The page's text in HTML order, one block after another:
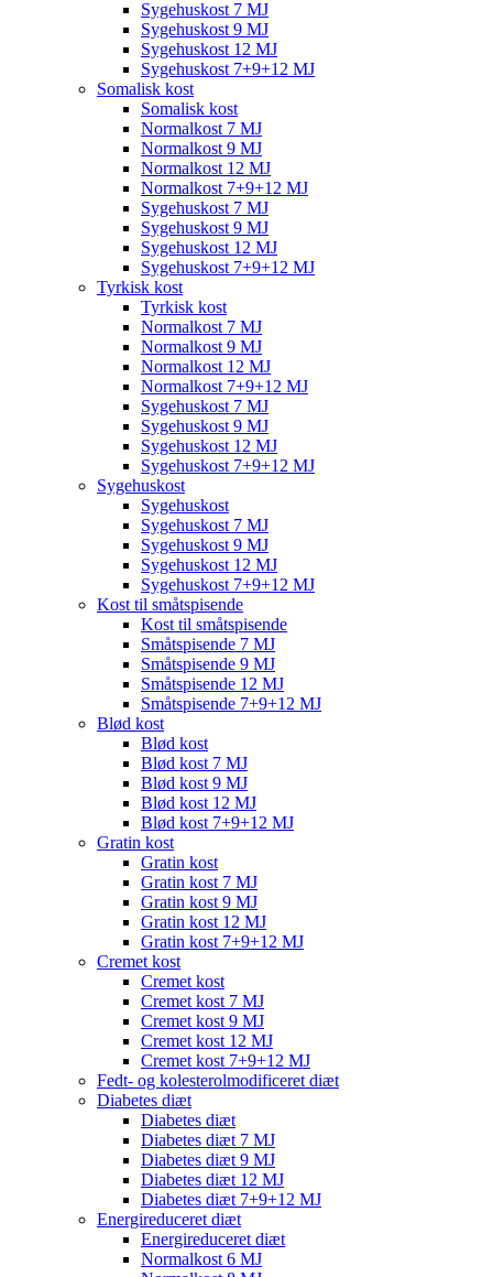
Sygehuskost 7 MJ
Sygehuskost 9 MJ
Sygehuskost 12 MJ
Sygehuskost 7+9+12 MJ
Somalisk kost
Somalisk kost
Normalkost 7 MJ
Normalkost 9 MJ
Normalkost 12 MJ
Normalkost 7+9+12 MJ
Sygehuskost 7 MJ
Sygehuskost 9 MJ
Sygehuskost 12 MJ
Sygehuskost 7+9+12 MJ
Tyrkisk kost
Tyrkisk kost
Normalkost 7 MJ
Normalkost 9 MJ
Normalkost 12 MJ
Normalkost 7+9+12 MJ
Sygehuskost 7 MJ
Sygehuskost 9 MJ
Sygehuskost 12 MJ
Sygehuskost 7+9+12 MJ
Sygehuskost
Sygehuskost
Sygehuskost 7 MJ
Sygehuskost 9 MJ
Sygehuskost 12 MJ
Sygehuskost 7+9+12 MJ
Kost til småtspisende
Kost til småtspisende
Småtspisende 7 MJ
Småtspisende 9 MJ
Småtspisende 12 MJ
Småtspisende 7+9+12 MJ
Blød kost
Blød kost
Blød kost 7 MJ
Blød kost 9 MJ
Blød kost 12 MJ
Blød kost 7+9+12 MJ
Gratin kost
Gratin kost
Gratin kost 7 MJ
Gratin kost 9 MJ
Gratin kost 12 MJ
Gratin kost 7+9+12 MJ
Cremet kost
Cremet kost
Cremet kost 7 MJ
Cremet kost 9 MJ
Cremet kost 12 MJ
Cremet kost 7+9+12 MJ
Fedt- og kolesterolmodificeret diæt
Diabetes diæt
Diabetes diæt
Diabetes diæt 7 MJ
Diabetes diæt 9 MJ
Diabetes diæt 12 MJ
Diabetes diæt 7+9+12 MJ
Energireduceret diæt
Energireduceret diæt
Normalkost 6 MJ